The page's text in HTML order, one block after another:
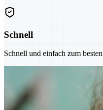
Schnell
Schnell und einfach zum